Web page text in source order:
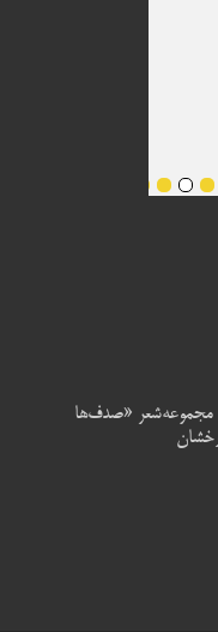
مجموعه‌شعر «صدف‌ها